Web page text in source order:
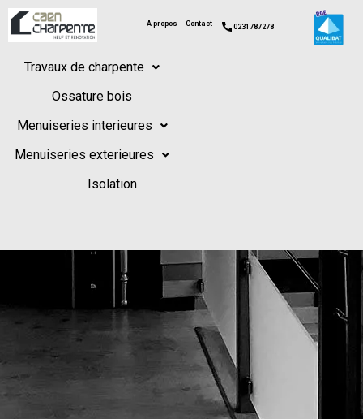
A propos Contact 0231787278
Travaux de charpente
Ossature bois
Menuiseries interieures
Menuiseries exterieures
Isolation